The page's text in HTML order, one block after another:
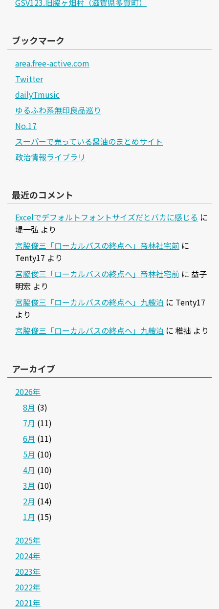
GSV123.旧脇ヶ畑村（滋賀県多賀町）
ブックマーク
area.free-active.com
Twitter
dailyTmusic
ゆるふわ系無印良品巡り
No.17
スーパーで売っている醤油のまとめサイト
政治情報ライブラリ
最近のコメント
Excelでデフォルトフォントサイズだとバカに感じる に
堤一弘 より
宮脇俊三「ローカルバスの終点へ」帝林社宅前 に
Tenty17 より
宮脇俊三「ローカルバスの終点へ」帝林社宅前 に 益子
明宏 より
宮脇俊三「ローカルバスの終点へ」九艘泊 に Tenty17
より
宮脇俊三「ローカルバスの終点へ」九艘泊 に 稚拙 より
アーカイブ
2026年
8月 (3)
7月 (11)
6月 (11)
5月 (10)
4月 (10)
3月 (10)
2月 (14)
1月 (15)
2025年
2024年
2023年
2022年
2021年